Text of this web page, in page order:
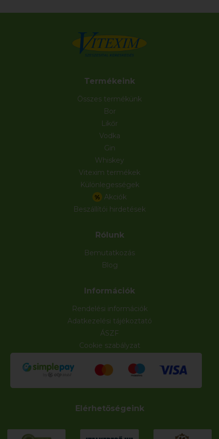
Termékeink
Összes termékünk
Bor
Likőr
Vodka
Gin
Whiskey
Vitexim termékek
Különlegességek
% Akciók
Beszállítói hirdetések
Rólunk
Bemutatkozás
Blog
Információk
Rendelési információk
Adatkezelési tájékoztató
ÁSZF
Cookie szabályzat
Elérhetőségeink